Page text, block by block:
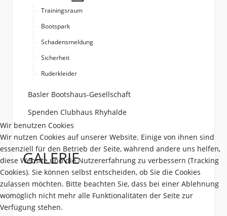
Trainingsraum
Bootspark
Schadensmeldung
Sicherheit
Ruderkleider
Basler Bootshaus-Gesellschaft
Spenden Clubhaus Rhyhalde
GALERIE
Wir benutzen Cookies
Wir nutzen Cookies auf unserer Website. Einige von ihnen sind
essenziell für den Betrieb der Seite, während andere uns helfen,
diese Website und die Nutzererfahrung zu verbessern (Tracking
Cookies). Sie können selbst entscheiden, ob Sie die Cookies
zulassen möchten. Bitte beachten Sie, dass bei einer Ablehnung
womöglich nicht mehr alle Funktionalitäten der Seite zur
Verfügung stehen.